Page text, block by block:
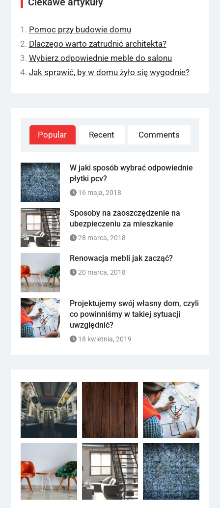
Pomoc przy budowie domu
Dlaczego warto zatrudnić architekta?
Wybierz odpowiednie meble do salonu
Jak sprawić, by w domu żyło się wygodnie?
Popular Recent Comments
W jaki sposób wybrać odpowiednie
płytki pcv?
16 maja, 2018
Sposoby na zaoszczędzenie na
ubezpieczeniu za mieszkanie
28 marca, 2018
Renowacja mebli jak zacząć?
20 marca, 2018
Projektujemy swój własny dom, czyli
co powinniśmy w takiej sytuacji
uwzględnić?
18 kwietnia, 2019